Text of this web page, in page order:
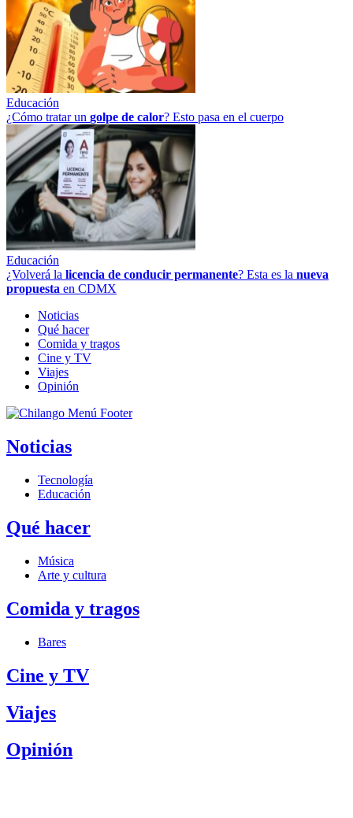
Educación
¿Cómo tratar un golpe de calor? Esto pasa en el cuerpo
Educación
¿Volverá la licencia de conducir permanente? Esta es la nueva
propuesta en CDMX
Noticias
Qué hacer
Comida y tragos
Cine y TV
Viajes
Opinión
Noticias
Tecnología
Educación
Qué hacer
Música
Arte y cultura
Comida y tragos
Bares
Cine y TV
Viajes
Opinión